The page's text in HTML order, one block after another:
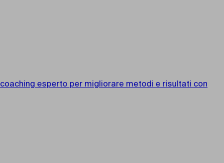
esperto per migliorare metodi e risultati con